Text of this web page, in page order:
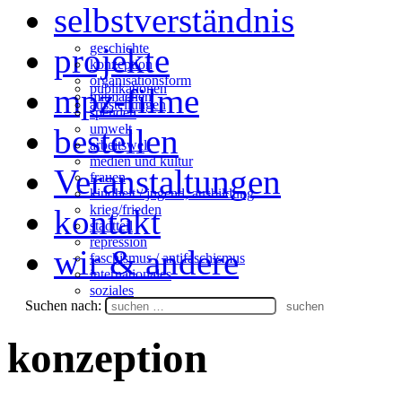
selbstverständnis
geschichte
konzeption
organisationsform
mitmachen
spenden
projekte
publikationen
ausstellungen
mpz-filme
umwelt
arbeitswelt
medien und kultur
frauen
kindheit / jugend, ausbildung
krieg/frieden
stadtteil
repression
faschismus / antifaschismus
internationales
soziales
bestellen
Veranstaltungen
kontakt
wir & andere
Suchen nach:
konzeption